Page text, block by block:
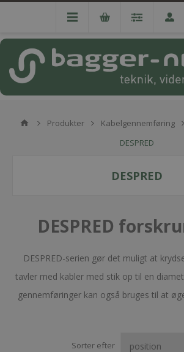
Produkter Kabelgennemføring
DESPRED
DESPRED
DESPRED
DESPRED-serien gør det muligt at
tavler med kabler med stik op til en
gennemføringer kan også bruges til at
Sorter efter